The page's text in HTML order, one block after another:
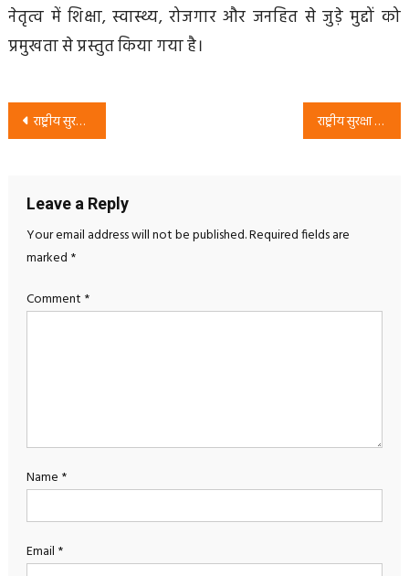
नेतृत्व में शिक्षा, स्वास्थ्य, रोजगार और जनहित से जुड़े मुद्दों को
प्रमुखता से प्रस्तुत किया गया है।
Post
राष्ट्रीय सुरक्षा पार्टी का संदेश: “सबको देखा बारी-बारी, अबकी बारी आर.एस.पी.” Rsp Mission राष्ट्रीय सुरक्षा पार्टी से जुड़ें: RSP सदस्यता अभियान और जनसंपर्क अभियान
Leave a Reply
Your email address will not be published.Required fields are
marked *
Comment *
Name *
Email *